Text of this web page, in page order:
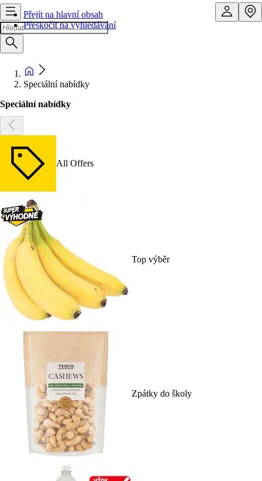
Přejít na hlavní obsah
Přeskočit na vyhledávání
Speciální nabídky
Speciální nabídky
All Offers
Top výběr
Zpátky do školy